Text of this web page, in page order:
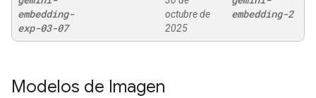
embedding-
exp-03-07
octubre de
2025
embedding-2
Modelos de Imagen